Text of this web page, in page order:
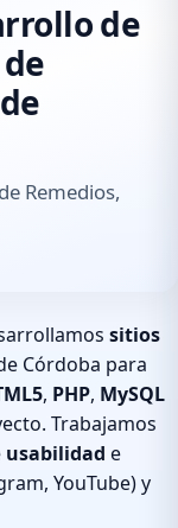
de
Remedios,
sitios
Córdoba para
, PHP, MySQL
Trabajamos
usabilidad e
YouTube) y